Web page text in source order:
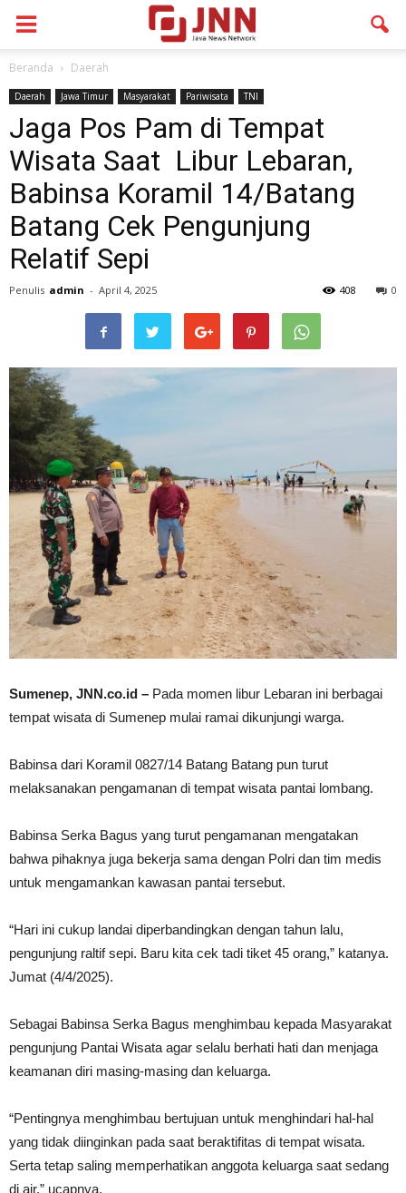
Beranda Daerah
Daerah Jawa Timur Masyarakat Pariwisata TNI
Jaga Pos Pam di Tempat
Wisata Saat Libur Lebaran,
Babinsa Koramil 14/Batang
Batang Cek Pengunjung
Relatif Sepi
Penulis admin - April 4, 2025 0
408
Sumenep, JNN.co.id – Pada momen libur Lebaran ini berbagai
tempat wisata di Sumenep mulai ramai dikunjungi warga.
Babinsa dari Koramil 0827/14 Batang Batang pun turut
melaksanakan pengamanan di tempat wisata pantai lombang.
Babinsa Serka Bagus yang turut pengamanan mengatakan
bahwa pihaknya juga bekerja sama dengan Polri dan tim medis
untuk mengamankan kawasan pantai tersebut.
“Hari ini cukup landai diperbandingkan dengan tahun lalu,
pengunjung raltif sepi. Baru kita cek tadi tiket 45 orang,” katanya.
Jumat (4/4/2025).
Sebagai Babinsa Serka Bagus menghimbau kepada Masyarakat
pengunjung Pantai Wisata agar selalu berhati hati dan menjaga
keamanan diri masing-masing dan keluarga.
“Pentingnya menghimbau bertujuan untuk menghindari hal-hal
yang tidak diinginkan pada saat beraktifitas di tempat wisata.
Serta tetap saling memperhatikan anggota keluarga saat sedang
di air,” ucapnya.